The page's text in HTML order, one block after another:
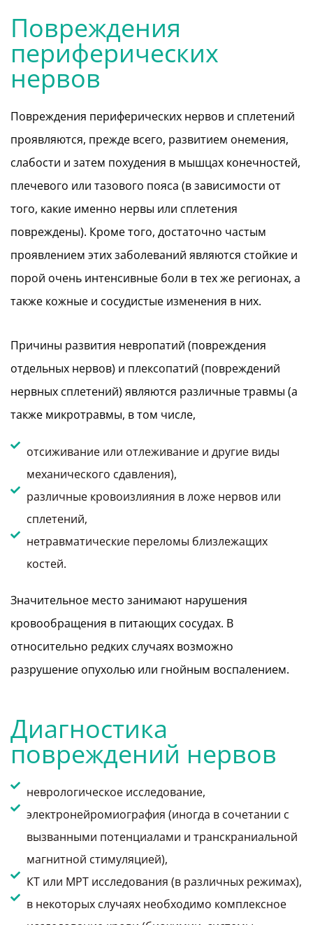
Повреждения
периферических
нервов
Повреждения периферических нервов и сплетений
проявляются, прежде всего, развитием онемения,
слабости и затем похудения в мышцах конечностей,
плечевого или тазового пояса (в зависимости от
того, какие именно нервы или сплетения
повреждены). Кроме того, достаточно частым
проявлением этих заболеваний являются стойкие и
порой очень интенсивные боли в тех же регионах, а
также кожные и сосудистые изменения в них.
Причины развития невропатий (повреждения
отдельных нервов) и плексопатий (повреждений
нервных сплетений) являются различные травмы (а
также микротравмы, в том числе,
отсиживание или отлеживание и другие виды
механического сдавления),
различные кровоизлияния в ложе нервов или
сплетений,
нетравматические переломы близлежащих
костей.
Значительное место занимают нарушения
кровообращения в питающих сосудах. В
относительно редких случаях возможно
разрушение опухолью или гнойным воспалением.
Диагностика
повреждений нервов
неврологическое исследование,
электронейромиография (иногда в сочетании с
вызванными потенциалами и транскраниальной
магнитной стимуляцией),
КТ или МРТ исследования (в различных режимах),
в некоторых случаях необходимо комплексное